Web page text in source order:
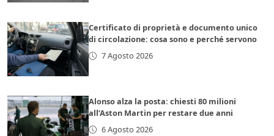
Certificato di proprietà e documento unico
di circolazione: cosa sono e perché servono
7 Agosto 2026
Alonso alza la posta: chiesti 80 milioni
all’Aston Martin per restare due anni
6 Agosto 2026